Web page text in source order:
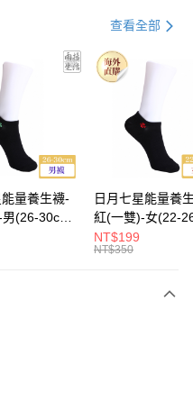
查看運費
查看全部
量養生襪-
(26-30cm)-
外直購）
日月七星能量養
紅(一雙)-女(22-
-船型 （限海外
Socks
NT$199
NT$350